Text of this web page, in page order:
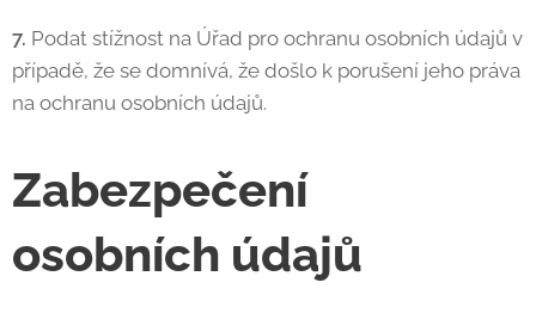
7. Podat stížnost na Úřad pro ochranu osobních údajů v
případě, že se domnívá, že došlo k porušení jeho práva
na ochranu osobních údajů.
Zabezpečení
osobních údajů